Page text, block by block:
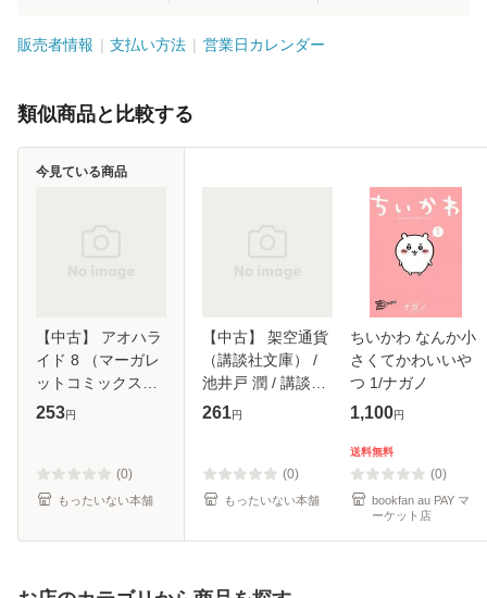
販売者情報 支払い方法 営業日カレンダー
類似商品と比較する
【中古】 アオハラ
イド 8 （マーガレ
ットコミックス） /
咲坂 伊緒 / 集英社
253円
(0)
もったいない本舗
今見ている商品
【中古】 架空通貨
（講談社文庫） /
池井戸 潤 / 講談社
[文庫]【メール便送
261円
(0)
もったいない本舗
ちいかわ なんか小
さくてかわいいや
つ 1/ナガノ
1,100円
送料無料
(0)
bookfan au PAY マ
ーケット店